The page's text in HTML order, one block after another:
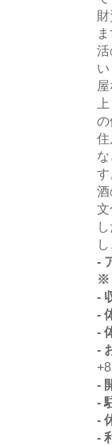
活
の
住
す
酒
文
-
※
-
-
-
-
-
-
-
-